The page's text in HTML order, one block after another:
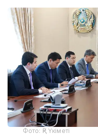
Фото: ҚР Үкіметі